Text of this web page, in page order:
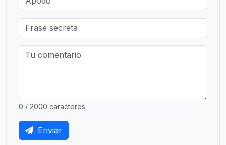
0 / 2000 caracteres
Enviar